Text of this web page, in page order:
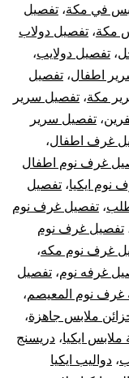
في مكة، تفصيل
مكة، تفصيل دولاب
، تفصيل دولايب،
اطفال، تفصيل
مكة، تفصيل سرير
، تفصيل سرير
غرف اطفال،
غرف نوم اطفال
نوم ايكيا، تفصيل
، تفصيل غرف نوم
تفصيل غرف نوم
غرف نوم مكه،
غرفه نوم، تفصيل
غرف نوم المعيصم،
ملابس جاهزة،
ملابس ايكيا، دريسنج
، دواليب ايكيا